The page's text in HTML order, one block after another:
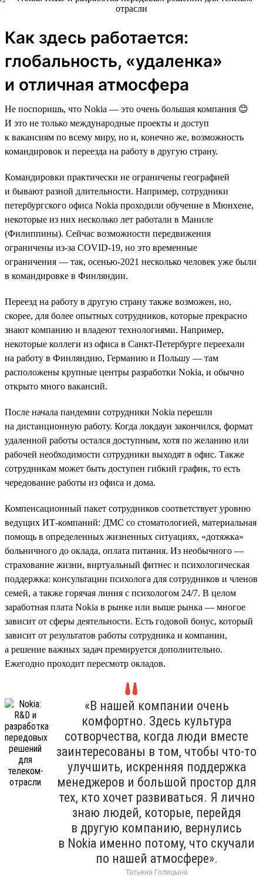
Как здесь работается:
глобальность, «удаленка»
и отличная атмосфера
Не поспоришь, что Nokia — это очень большая компания 😊
И это не только международные проекты и доступ
к вакансиям по всему миру, но и, конечно же, возможность
командировок и переезда на работу в другую страну.
Командировки практически не ограничены географией
и бывают разной длительности. Например, сотрудники
петербургского офиса Nokia проходили обучение в Мюнхене,
некоторые из них несколько лет работали в Маниле
(Филиппины). Сейчас возможности передвижения
ограничены из-за COVID-19, но это временные
ограничения — так, осенью-2021 несколько человек уже были
в командировке в Финляндии.
Переезд на работу в другую страну также возможен, но,
скорее, для более опытных сотрудников, которые прекрасно
знают компанию и владеют технологиями. Например,
некоторые коллеги из офиса в Санкт-Петербурге переехали
на работу в Финляндию, Германию и Польшу — там
расположены крупные центры разработки Nokia, и обычно
открыто много вакансий.
После начала пандемии сотрудники Nokia перешли
на дистанционную работу. Когда локдаун закончился, формат
удаленной работы остался доступным, хотя по желанию или
рабочей необходимости сотрудники выходят в офис. Также
сотрудникам может быть доступен гибкий график, то есть
чередование работы из офиса и дома.
Компенсационный пакет сотрудников соответствует уровню
ведущих ИТ-компаний: ДМС со стоматологией, материальная
помощь в определенных жизненных ситуациях, «дотяжка»
больничного до оклада, оплата питания. Из необычного —
страхование жизни, виртуальный фитнес и психологическая
поддержка: консультации психолога для сотрудников и членов
семей, а также горячая линия с психологом 24/7. В целом
заработная плата Nokia в рынке или выше рынка — многое
зависит от сферы деятельности. Есть годовой бонус, который
зависит от результатов работы сотрудника и компании,
а решение важных задач премируется дополнительно.
Ежегодно проходит пересмотр окладов.
«В нашей компании очень
комфортно. Здесь культура
сотворчества, когда люди вместе
заинтересованы в том, чтобы что-то
улучшить, искренняя поддержка
менеджеров и большой простор для
тех, кто хочет развиваться. Я лично
знаю людей, которые, перейдя
в другую компанию, вернулись
в Nokia именно потому, что скучали
по нашей атмосфере».
Татьяна Голицына